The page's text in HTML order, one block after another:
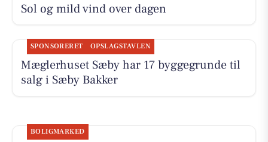
Sol og mild vind over dagen
SPONSORERET OPSLAGSTAVLEN
Mæglerhuset Sæby har 17 byggegrunde til
salg i Sæby Bakker
BOLIGMARKED